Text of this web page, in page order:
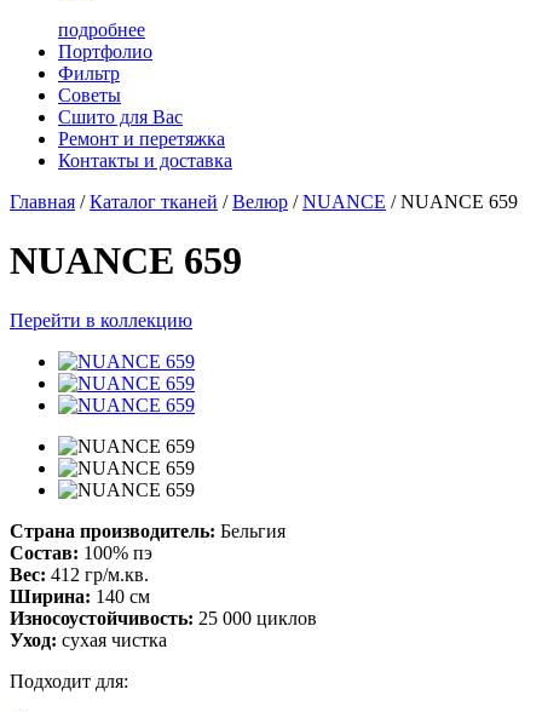
подробнее
Портфолио
Фильтр
Советы
Сшито для Вас
Ремонт и перетяжка
Контакты и доставка
Главная / Каталог тканей / Велюр / NUANCE / NUANCE 659
NUANCE 659
Перейти в коллекцию
Страна производитель: Бельгия
Состав: 100% пэ
Вес: 412 гр/м.кв.
Ширина: 140 см
Износоустойчивость: 25 000 циклов
Уход: сухая чистка
Подходит для: